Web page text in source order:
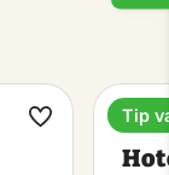
Make
Tip